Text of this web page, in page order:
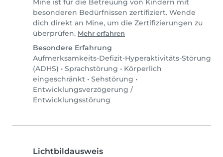
Mine ist für die Betreuung von Kindern mit
besonderen Bedürfnissen zertifiziert. Wende
dich direkt an Mine, um die Zertifizierungen zu
überprüfen. Mehr erfahren
Besondere Erfahrung
Aufmerksamkeits-Defizit-Hyperaktivitäts-Störung
(ADHS) • Sprachstörung • Körperlich
eingeschränkt • Sehstörung •
Entwicklungsverzögerung /
Entwicklungsstörung
Lichtbildausweis